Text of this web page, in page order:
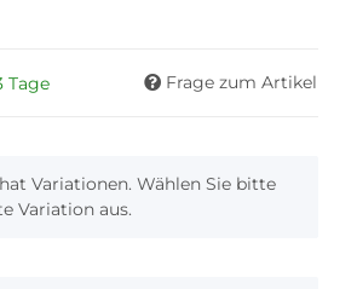
Tage Frage zum Artikel
Variationen. Wählen Sie bitte
Variation aus.